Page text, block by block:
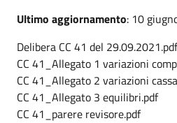
Ultimo aggiornamento: 10
Delibera CC 41 del 29.09.2021.pdf
CC 41_Allegato 1 variazioni
CC 41_Allegato 2 variazioni
CC 41_Allegato 3 equilibri.pdf
CC 41_parere revisore.pdf